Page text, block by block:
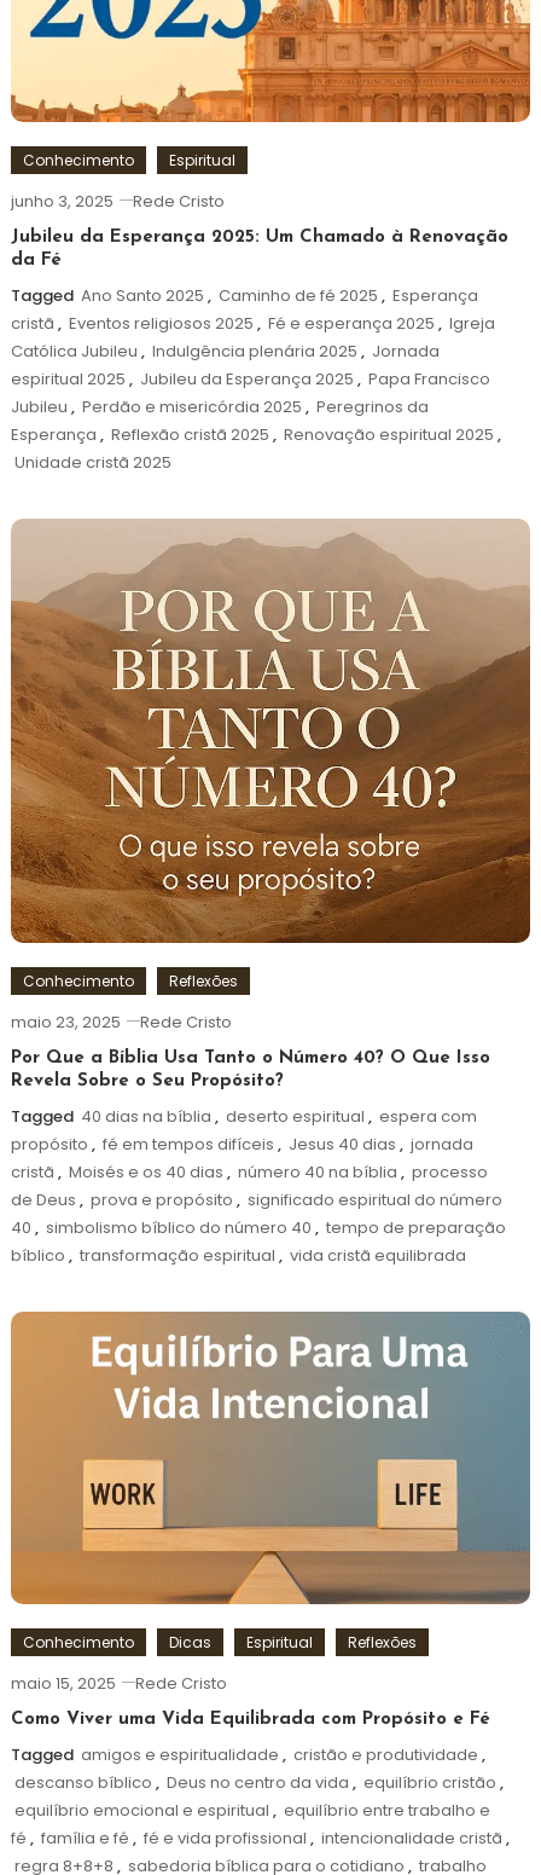
Conhecimento Espiritual
junho 3, 2025 Rede Cristo
Jubileu da Esperança 2025: Um Chamado à Renovação
da Fé
Tagged Ano Santo 2025 , Caminho de fé 2025 , Esperança
cristã , Eventos religiosos 2025 , Fé e esperança 2025 , Igreja
Católica Jubileu , Indulgência plenária 2025 , Jornada
espiritual 2025 , Jubileu da Esperança 2025 , Papa Francisco
Jubileu , Perdão e misericórdia 2025 , Peregrinos da
Esperança , Reflexão cristã 2025 , Renovação espiritual 2025 ,
Unidade cristã 2025
Conhecimento Reflexões
maio 23, 2025 Rede Cristo
Por Que a Bíblia Usa Tanto o Número 40? O Que Isso
Revela Sobre o Seu Propósito?
Tagged 40 dias na bíblia , deserto espiritual , espera com
propósito , fé em tempos difíceis , Jesus 40 dias , jornada
cristã , Moisés e os 40 dias , número 40 na bíblia , processo
de Deus , prova e propósito , significado espiritual do número
40 , simbolismo bíblico do número 40 , tempo de preparação
bíblico , transformação espiritual , vida cristã equilibrada
Conhecimento Dicas Espiritual Reflexões
maio 15, 2025 Rede Cristo
Como Viver uma Vida Equilibrada com Propósito e Fé
Tagged amigos e espiritualidade , cristão e produtividade ,
descanso bíblico , Deus no centro da vida , equilíbrio cristão ,
equilíbrio emocional e espiritual , equilíbrio entre trabalho e
fé , família e fé , fé e vida profissional , intencionalidade cristã ,
regra 8+8+8 , sabedoria bíblica para o cotidiano , trabalho